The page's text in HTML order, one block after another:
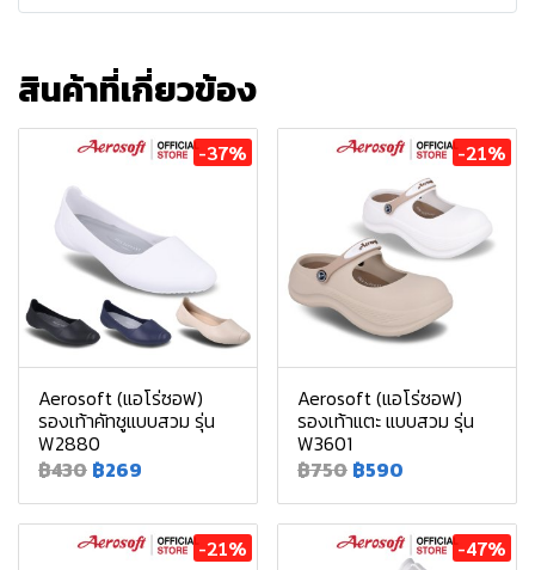
สินค้าที่เกี่ยวข้อง
-37%
Aerosoft (แอโร่ซอฟ)
รองเท้าคัทชูแบบสวม รุ่น
W2880
฿430 ฿269
-21%
Aerosoft (แอโร่ซอฟ)
รองเท้าแตะ แบบสวม รุ่น
W3601
฿750 ฿590
-21% -47%